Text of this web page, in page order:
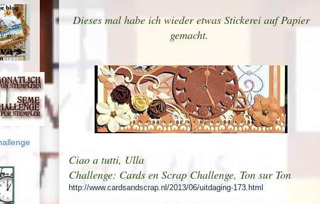
Dieses mal habe ich wieder etwas Stickerei auf Papier
gemacht.
Ciao a tutti, Ulla
Challenge: Cards en Scrap Challenge, Ton sur Ton
http://www.cardsandscrap.nl/2013/06/uitdaging-173.html